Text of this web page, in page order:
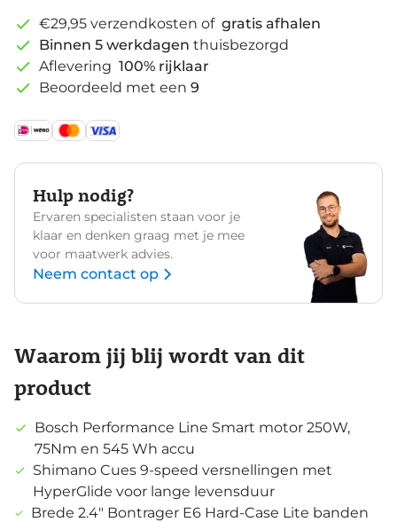
€29,95 verzendkosten of gratis afhalen
Binnen 5 werkdagen thuisbezorgd
Aflevering 100% rijklaar
Beoordeeld met een 9
Hulp nodig?
Ervaren specialisten staan voor je
klaar en denken graag met je mee
voor maatwerk advies.
Neem contact op
Waarom jij blij wordt van dit
product
Bosch Performance Line Smart motor 250W,
75Nm en 545 Wh accu
Shimano Cues 9-speed versnellingen met
HyperGlide voor lange levensduur
Brede 2.4" Bontrager E6 Hard-Case Lite banden